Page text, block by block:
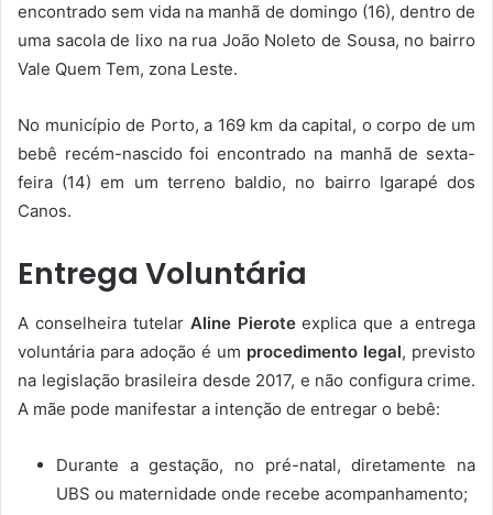
encontrado sem vida na manhã de domingo (16), dentro de
uma sacola de lixo na rua João Noleto de Sousa, no bairro
Vale Quem Tem, zona Leste.
No município de Porto, a 169 km da capital, o corpo de um
bebê recém-nascido foi encontrado na manhã de sexta-
feira (14) em um terreno baldio, no bairro Igarapé dos
Canos.
Entrega Voluntária
A conselheira tutelarAline Pieroteexplica que a entrega
voluntária para adoção é um procedimento legal, previsto
na legislação brasileira desde 2017, e não configura crime.
A mãe pode manifestar a intenção de entregar o bebê:
Durante a gestação, no pré-natal, diretamente na
UBS ou maternidade onde recebe acompanhamento;